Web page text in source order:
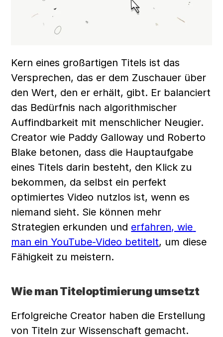
Kern eines großartigen Titels ist das
Versprechen, das er dem Zuschauer über
den Wert, den er erhält, gibt. Er balanciert
das Bedürfnis nach algorithmischer
Auffindbarkeit mit menschlicher Neugier.
Creator wie Paddy Galloway und Roberto
Blake betonen, dass die Hauptaufgabe
eines Titels darin besteht, den Klick zu
bekommen, da selbst ein perfekt
optimiertes Video nutzlos ist, wenn es
niemand sieht. Sie können mehr
Strategien erkunden und erfahren, wie
man ein YouTube-Video betitelt, um diese
Fähigkeit zu meistern.
Wie man Titeloptimierung umsetzt
Erfolgreiche Creator haben die Erstellung
von Titeln zur Wissenschaft gemacht.